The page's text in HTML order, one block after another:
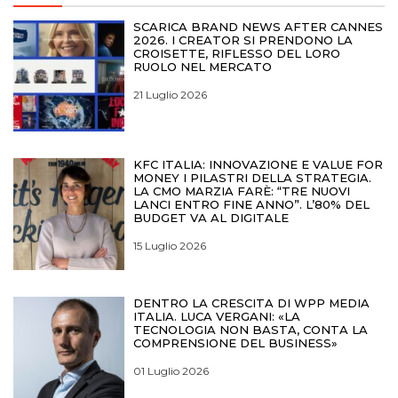
SCARICA BRAND NEWS AFTER CANNES
2026. I CREATOR SI PRENDONO LA
CROISETTE, RIFLESSO DEL LORO
RUOLO NEL MERCATO
21 Luglio 2026
KFC ITALIA: INNOVAZIONE E VALUE FOR
MONEY I PILASTRI DELLA STRATEGIA.
LA CMO MARZIA FARÈ: “TRE NUOVI
LANCI ENTRO FINE ANNO”. L’80% DEL
BUDGET VA AL DIGITALE
15 Luglio 2026
DENTRO LA CRESCITA DI WPP MEDIA
ITALIA. LUCA VERGANI: «LA
TECNOLOGIA NON BASTA, CONTA LA
COMPRENSIONE DEL BUSINESS»
01 Luglio 2026